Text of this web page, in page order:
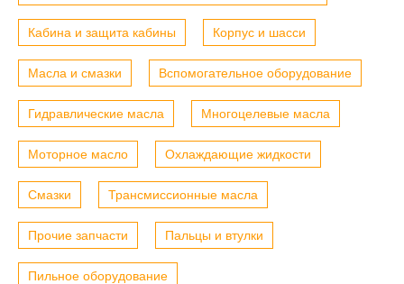
Кабина и защита кабины Корпус и шасси
Масла и смазки Вспомогательное оборудование
Гидравлические масла Многоцелевые масла
Моторное масло Охлаждающие жидкости
Смазки Трансмиссионные масла
Прочие запчасти Пальцы и втулки
Пильное оборудование